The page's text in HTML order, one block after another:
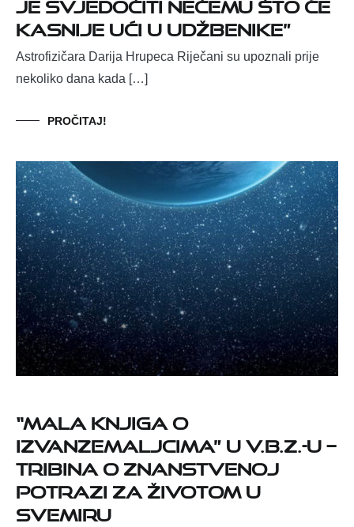
kasnije ući u udžbenike”
Astrofizičara Darija Hrupeca Riječani su upoznali prije
nekoliko dana kada […]
PROČITAJ!
“Mala knjiga o
izvanzemaljcima” u V.B.Z.-u –
tribina o znanstvenoj
potrazi za životom u
svemiru